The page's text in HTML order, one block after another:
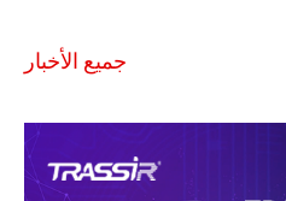
جميع الأخبار